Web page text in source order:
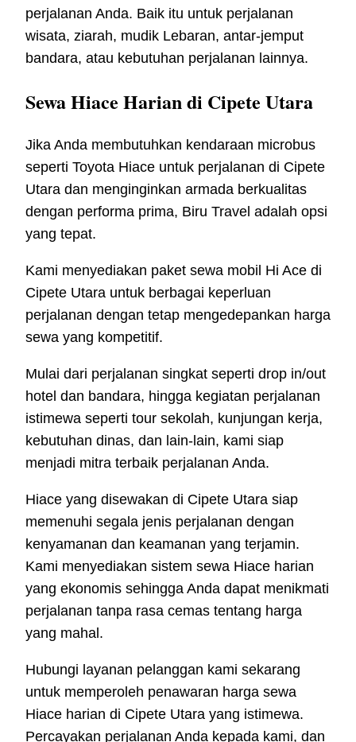
perjalanan Anda. Baik itu untuk perjalanan
wisata, ziarah, mudik Lebaran, antar-jemput
bandara, atau kebutuhan perjalanan lainnya.
Sewa Hiace Harian di Cipete Utara
Jika Anda membutuhkan kendaraan microbus
seperti Toyota Hiace untuk perjalanan di Cipete
Utara dan menginginkan armada berkualitas
dengan performa prima, Biru Travel adalah opsi
yang tepat.
Kami menyediakan paket sewa mobil Hi Ace di
Cipete Utara untuk berbagai keperluan
perjalanan dengan tetap mengedepankan harga
sewa yang kompetitif.
Mulai dari perjalanan singkat seperti drop in/out
hotel dan bandara, hingga kegiatan perjalanan
istimewa seperti tour sekolah, kunjungan kerja,
kebutuhan dinas, dan lain-lain, kami siap
menjadi mitra terbaik perjalanan Anda.
Hiace yang disewakan di Cipete Utara siap
memenuhi segala jenis perjalanan dengan
kenyamanan dan keamanan yang terjamin.
Kami menyediakan sistem sewa Hiace harian
yang ekonomis sehingga Anda dapat menikmati
perjalanan tanpa rasa cemas tentang harga
yang mahal.
Hubungi layanan pelanggan kami sekarang
untuk memperoleh penawaran harga sewa
Hiace harian di Cipete Utara yang istimewa.
Percayakan perjalanan Anda kepada kami, dan